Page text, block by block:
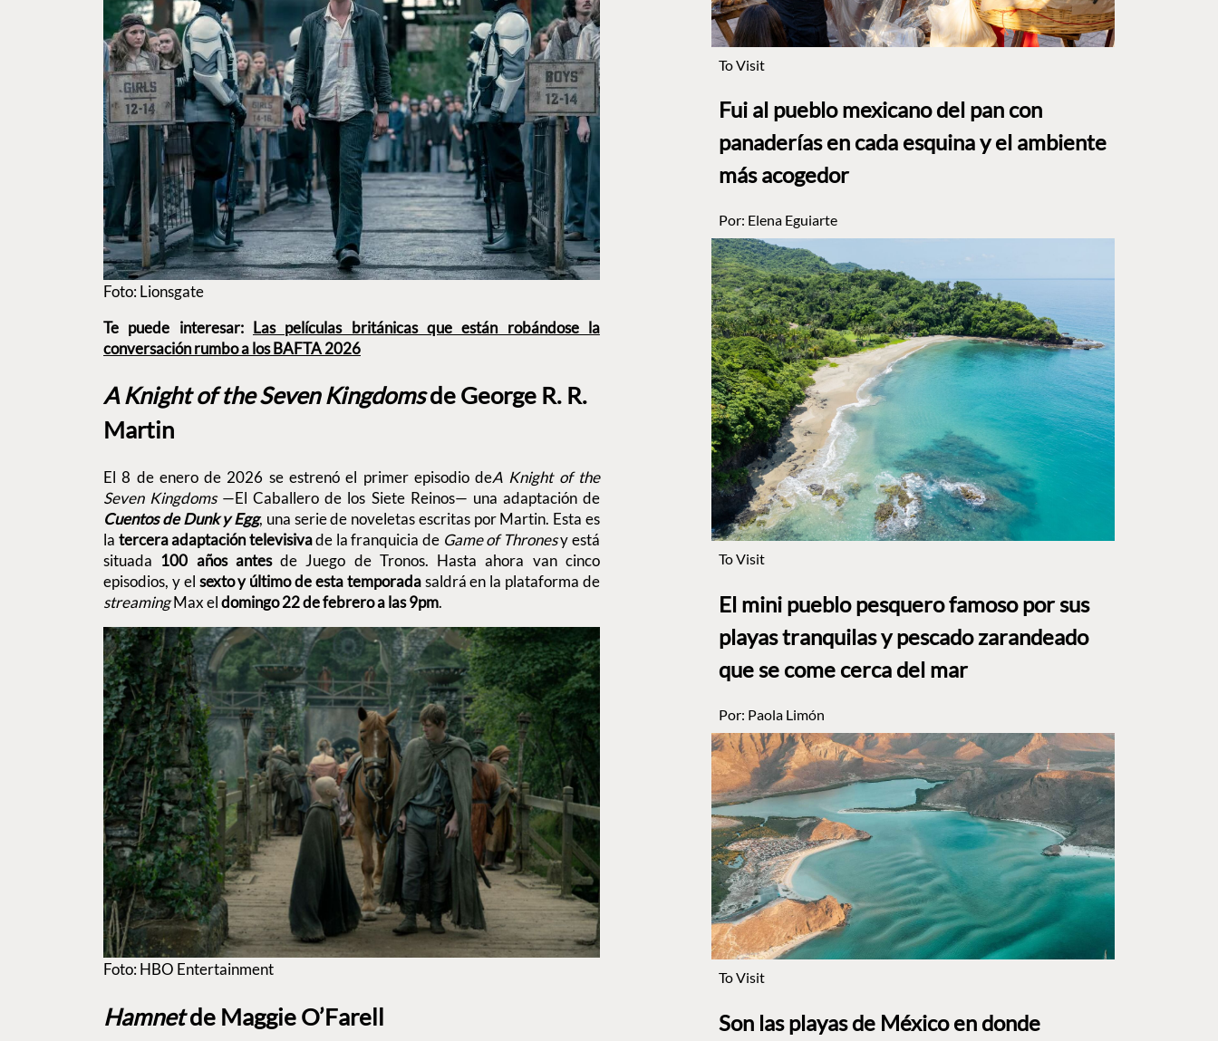
Foto: Lionsgate
Te puede interesar: Las películas británicas que están robándose la
conversación rumbo a los BAFTA 2026
A Knight of the Seven Kingdomsde George R. R.
Martin
El 8 de enero de 2026 se estrenó el primer episodio deA Knight of the
Seven Kingdoms—El Caballero de los Siete Reinos— una adaptación de
Cuentos de Dunk y Egg, una serie de noveletas escritas por Martin. Esta es
la tercera adaptación televisivade la franquicia de Game of Thronesy está
situada 100 años antesde Juego de Tronos. Hasta ahora van cinco
episodios, y el sexto y último de esta temporadasaldrá en la plataforma de
streamingMax eldomingo 22 de febrero a las 9pm.
Foto: HBO Entertainment
Hamnetde Maggie O’Farell
To Visit
Fui al pueblo mexicano del pan con
panaderías en cada esquina y el ambiente
más acogedor
Por: Elena Eguiarte
To Visit
El mini pueblo pesquero famoso por sus
playas tranquilas y pescado zarandeado
que se come cerca del mar
Por: Paola Limón
To Visit
Son las playas de México en donde